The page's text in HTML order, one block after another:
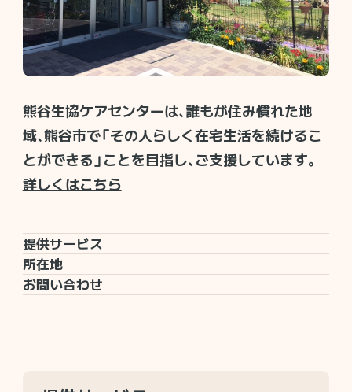
熊谷生協ケアセンターは、誰もが住み慣れた地
域、熊谷市で「その人らしく在宅生活を続けるこ
とができる」ことを目指し、ご支援しています。
詳しくはこちら
提供サービス
所在地
お問い合わせ